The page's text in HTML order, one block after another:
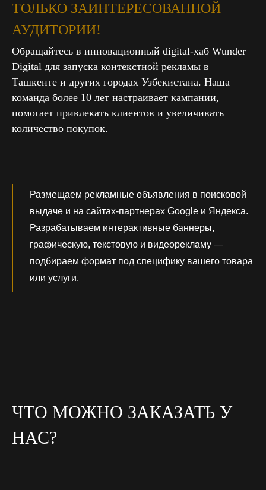
ТОЛЬКО ЗАИНТЕРЕСОВАННОЙ
АУДИТОРИИ!
Обращайтесь в инновационный digital-хаб Wunder
Digital для запуска контекстной рекламы в
Ташкенте и других городах Узбекистана. Наша
команда более 10 лет настраивает кампании,
помогает привлекать клиентов и увеличивать
количество покупок.
Размещаем рекламные объявления в поисковой
выдаче и на сайтах-партнерах Google и Яндекса.
Разрабатываем интерактивные баннеры,
графическую, текстовую и видеорекламу —
подбираем формат под специфику вашего товара
или услуги.
ЧТО МОЖНО ЗАКАЗАТЬ У
НАС?